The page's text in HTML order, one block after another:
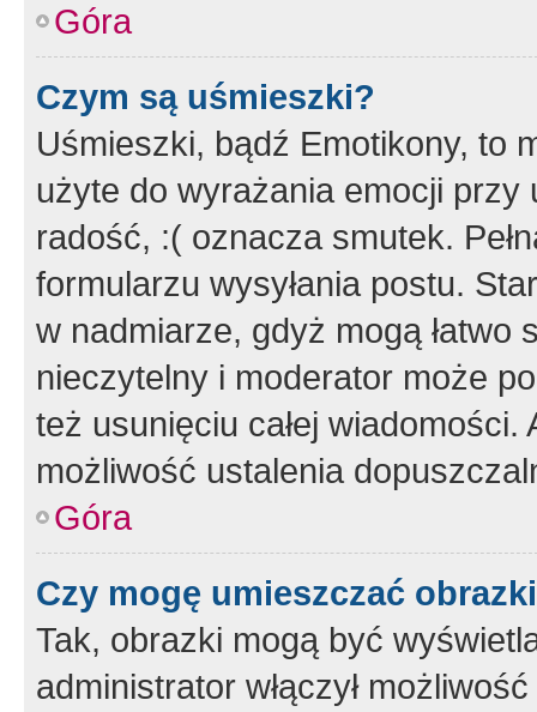
Góra
Czym są uśmieszki?
Uśmieszki, bądź Emotikony, to
użyte do wyrażania emocji
radość, :( oznacza smutek.
formularzu wysyłania postu.
w nadmiarze, gdyż mogą
nieczytelny i moderator może
też usunięciu całej
możliwość ustalenia
Góra
Czy mogę umieszczać
Tak, obrazki mogą być
administrator włączył